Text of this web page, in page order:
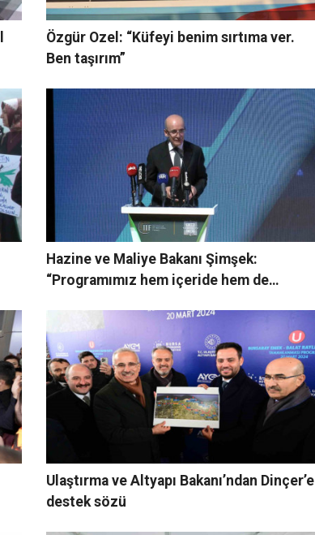
Özgür Ozel: “Küfeyi benim sırtıma ver.
Ben taşırım”
Hazine ve Maliye Bakanı Şimşek:
“Programımız hem içeride hem de
Ulaştırma ve Altyapı Bakanı’ndan Dinçer’e
destek sözü